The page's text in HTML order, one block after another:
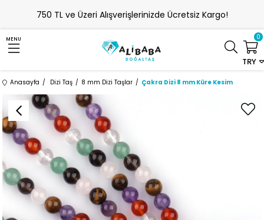
750 TL ve Üzeri Alışverişlerinizde Ücretsiz Kargo!
MENU
TRY
0
Anasayfa Dizi Taş 8 mm Dizi Taşlar Çakra Dizi 8 mm Küre Kesim